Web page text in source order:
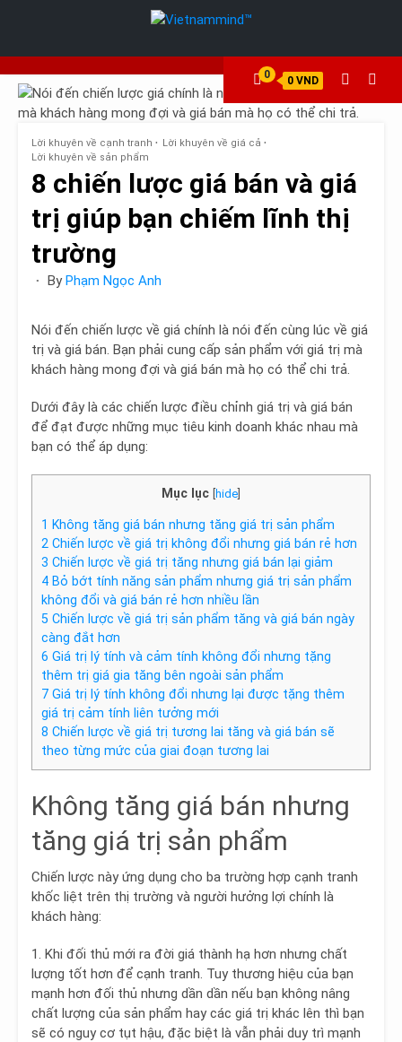
0 0 VND
Lời khuyên về cạnh tranh
Lời khuyên về giá cả
Lời khuyên về sản phẩm
8 chiến lược giá bán và giá
trị giúp bạn chiếm lĩnh thị
trường
ByPhạm Ngọc Anh
Nói đến chiến lược về giá chính là nói đến cùng lúc về giá
trị và giá bán. Bạn phải cung cấp sản phẩm với giá trị mà
khách hàng mong đợi và giá bán mà họ có thể chi trả.
Dưới đây là các chiến lược điều chỉnh giá trị và giá bán
để đạt được những mục tiêu kinh doanh khác nhau mà
bạn có thể áp dụng:
Mục lục [hide]
1 Không tăng giá bán nhưng tăng giá trị sản phẩm
2 Chiến lược về giá trị không đổi nhưng giá bán rẻ hơn
3 Chiến lược về giá trị tăng nhưng giá bán lại giảm
4 Bỏ bớt tính năng sản phẩm nhưng giá trị sản phẩm
không đổi và giá bán rẻ hơn nhiều lần
5 Chiến lược về giá trị sản phẩm tăng và giá bán ngày
càng đắt hơn
6 Giá trị lý tính và cảm tính không đổi nhưng tặng
thêm trị giá gia tăng bên ngoài sản phẩm
7 Giá trị lý tính không đổi nhưng lại được tặng thêm
giá trị cảm tính liên tưởng mới
8 Chiến lược về giá trị tương lai tăng và giá bán sẽ
theo từng mức của giai đoạn tương lai
Không tăng giá bán nhưng
tăng giá trị sản phẩm
Chiến lược này ứng dụng cho ba trường hợp cạnh tranh
khốc liệt trên thị trường và người hưởng lợi chính là
khách hàng:
1. Khi đối thủ mới ra đời giá thành hạ hơn nhưng chất
lượng tốt hơn để cạnh tranh. Tuy thương hiệu của bạn
mạnh hơn đối thủ nhưng dần dần nếu bạn không nâng
chất lượng của sản phẩm hay các giá trị khác lên thì bạn
sẽ có nguy cơ tụt hậu, đặc biệt là vẫn phải duy trì mạnh